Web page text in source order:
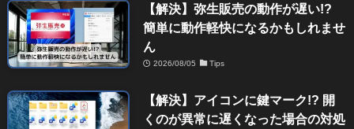
【解決】弥生販売の動作が遅い!?
簡単に動作軽快になるかもしれませ
ん
2026/08/05 Tips
【解決】アイコンに鍵マーク!? 開
くのが異常に遅くなった場合の対処